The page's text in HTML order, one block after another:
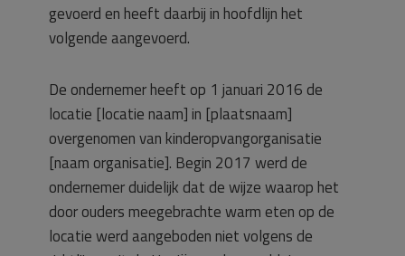
gevoerd en heeft daarbij in hoofdlijn het
volgende aangevoerd.
De ondernemer heeft op 1 januari 2016 de
locatie [locatie naam] in [plaatsnaam]
overgenomen van kinderopvangorganisatie
[naam organisatie]. Begin 2017 werd de
ondernemer duidelijk dat de wijze waarop het
door ouders meegebrachte warm eten op de
locatie werd aangeboden niet volgens de